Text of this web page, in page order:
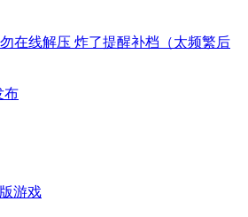
在线解压 炸了提醒补档（太频繁后
布
游戏